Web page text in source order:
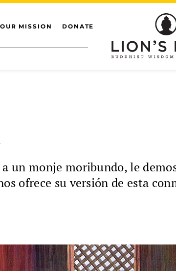
OUR MISSION DONATE
un monje moribundo, le
ofrece su versión de esta